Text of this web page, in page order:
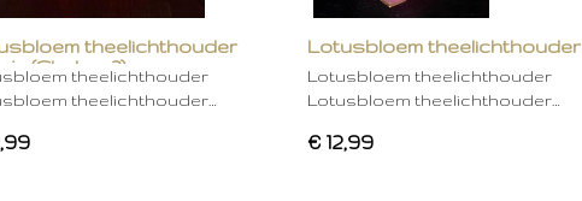
theelichthouder
(Chakra 2)
theelichthouder
theelichthouder…
Lotusbloem theelichthouder
rose
Lotusbloem theelichthouder
Lotusbloem theelichthouder…
€ 12,99